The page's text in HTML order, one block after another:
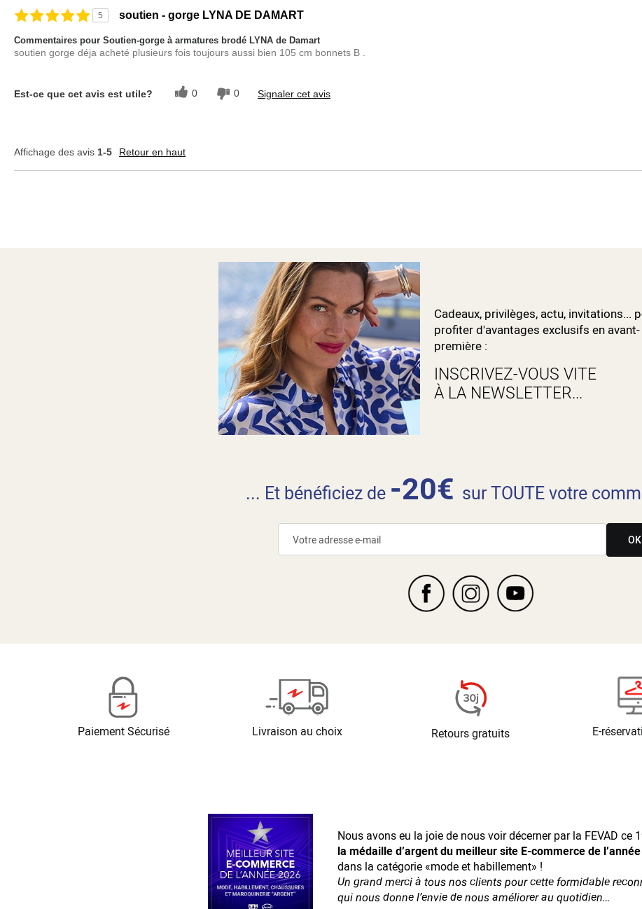
5 soutien - gorge LYNA DE DAMART
Commentaires pour Soutien-gorge à armatures brodé LYNA de Damart
soutien gorge déja acheté plusieurs fois toujours aussi bien 105 cm bonnets B .
Est-ce que cet avis est utile? 0 0 Signaler cet avis
Affichage des avis 1-5 Retour en haut
Cadeaux, privilèges, actu, invitations...
profiter d'avantages exclusifs en avant-
première :
INSCRIVEZ-VOUS VITE
À LA NEWSLETTER...
... Et bénéficiez de -20€ sur TOUTE votre
OK
Paiement Sécurisé Livraison au choix Retours gratuits E-
Nous avons eu la joie de nous voir décerner par la FEVAD ce
la médaille d’argent du meilleur site E-commerce de
dans la catégorie «mode et habillement» !
Un grand merci à tous nos clients pour cette formidable
qui nous donne l’envie de nous améliorer au quotidien…